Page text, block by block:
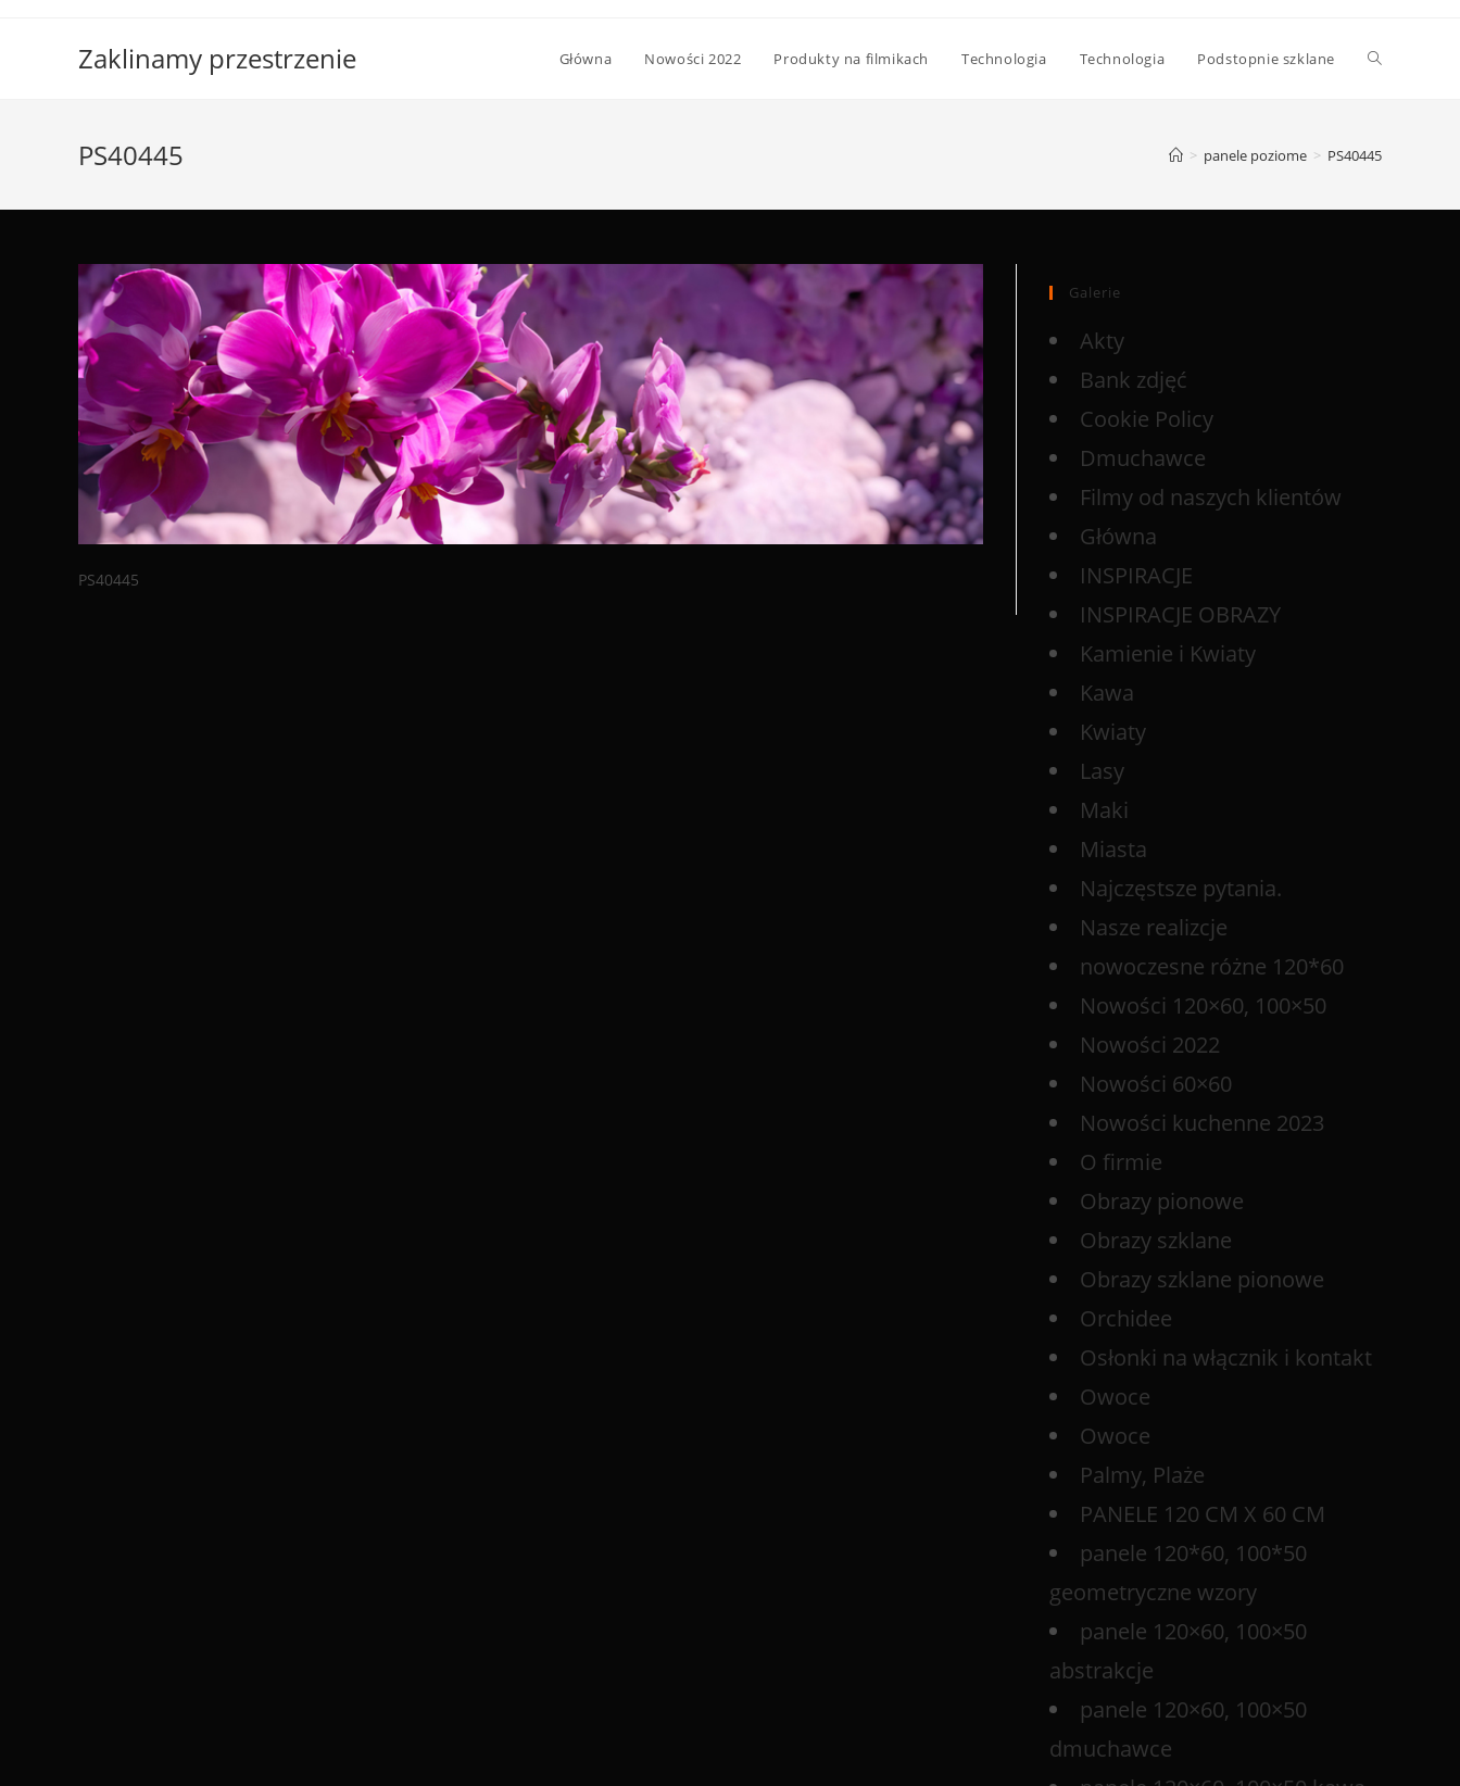
Zaklinamy przestrzenie Główna Nowości 2022 Produkty na filmikach Technologia Technologia Podstopnie szklane
PS40445 > panele poziome > PS40445
PS40445
Galerie
Akty
Bank zdjęć
Cookie Policy
Dmuchawce
Filmy od naszych klientów
Główna
INSPIRACJE
INSPIRACJE OBRAZY
Kamienie i Kwiaty
Kawa
Kwiaty
Lasy
Maki
Miasta
Najczęstsze pytania.
Nasze realizcje
nowoczesne różne 120*60
Nowości 120×60, 100×50
Nowości 2022
Nowości 60×60
Nowości kuchenne 2023
O firmie
Obrazy pionowe
Obrazy szklane
Obrazy szklane pionowe
Orchidee
Osłonki na włącznik i kontakt
Owoce
Owoce
Palmy, Plaże
PANELE 120 CM X 60 CM
panele 120*60, 100*50
geometryczne wzory
panele 120×60, 100×50
abstrakcje
panele 120×60, 100×50
dmuchawce